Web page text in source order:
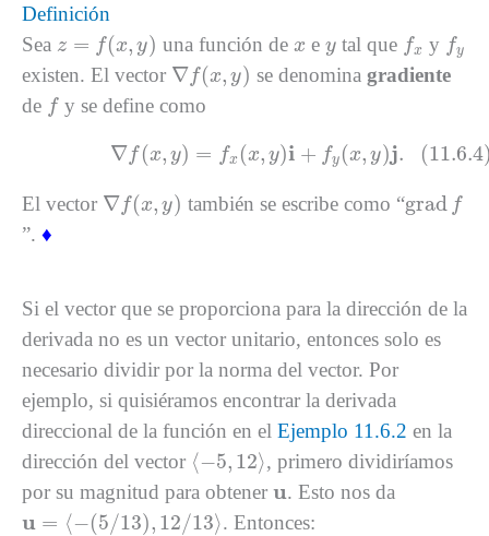
Definición
Sea z = f(x, y)
x,y una función de x
x e y
ytal que fx
fx y fy
fy
existen. El vector ∇ f(x, y)
∇f (x se denomina gradiente
de f
f y se define como
∇ f(x, y) = fx (x, y)i + fy (x, y)j.
(11.6.4) ∇ y = x, ) + y y)j
El vector ∇ f(x, y)
∇f (x también se escribe como “grad f
gradf
”. ♦
Si el vector que se proporciona para la dirección de la
derivada no es un vector unitario, entonces solo es
necesario dividir por la norma del vector. Por
ejemplo, si quisiéramos encontrar la derivada
direccional de la función en el Ejemplo 11.6.2 en la
dirección del vector ⟨−5, 12⟩
⟨ 5, 12⟩ , primero dividiríamos
por su magnitud para obtener u
u. Esto nos da
u = ⟨−(5/13), 12/13⟩
( 13 ),12 13⟩ . Entonces: